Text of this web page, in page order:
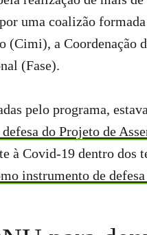
uma coalizão
a Coordenação
(Fase).
pelo programa,
defesa do Projeto de
à Covid-19 dentro
instrumento de